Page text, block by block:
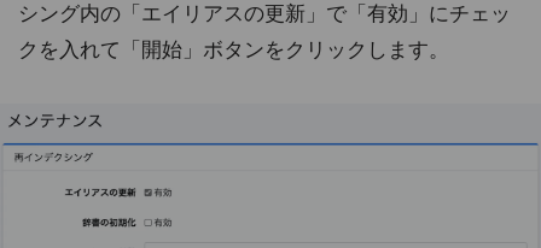
シング内の「エイリアスの更新」で「有効」にチェッ
クを入れて「開始」ボタンをクリックします。